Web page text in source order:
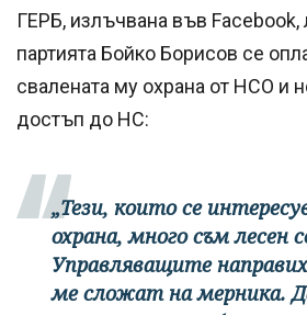
ГЕРБ, излъчвана във Facebook,
партията Бойко Борисов се
свалената му охрана от НСО и
достъп до НС:
„Тези, които се
охрана, много съм лесен
Управляващите
ме сложат на мерника.